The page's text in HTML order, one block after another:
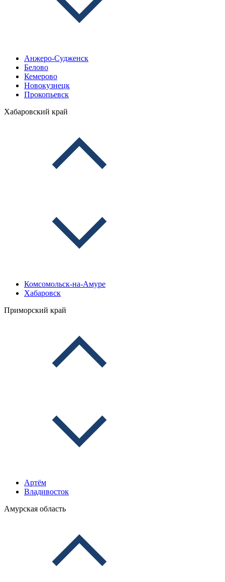
Анжеро-Судженск
Белово
Кемерово
Новокузнецк
Прокопьевск
Хабаровский край
Комсомольск-на-Амуре
Хабаровск
Приморский край
Артём
Владивосток
Амурская область